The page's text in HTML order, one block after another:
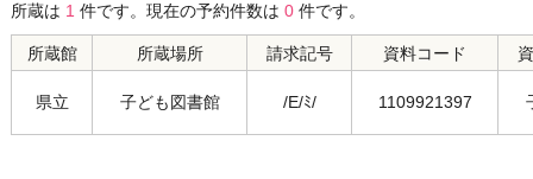
所蔵は 1 件です。現在の予約件数は 0 件です。
所蔵館 所蔵場所 請求記号 資料コード
県立 子ども図書館 /E/ﾐ/ 1109921397